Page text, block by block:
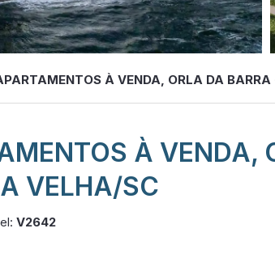
À VENDA, ORLA DA
À VENDA,
VELHA/SC
V2642